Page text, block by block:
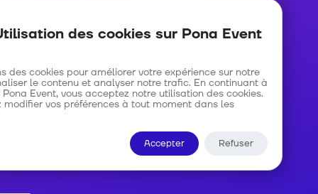
Nous contacter
C/ Gombe - Kinshasa
info@ponaevent.com
des cookies sur Pona Event
des cookies pour améliorer votre expérience sur notre
le contenu et analyser notre trafic. En continuant à
Event, vous acceptez notre utilisation des cookies.
modifier vos préférences à tout moment dans les
Accepter Refuser